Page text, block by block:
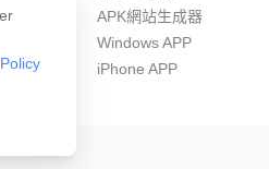
APK網站生成器
Windows APP
iPhone APP